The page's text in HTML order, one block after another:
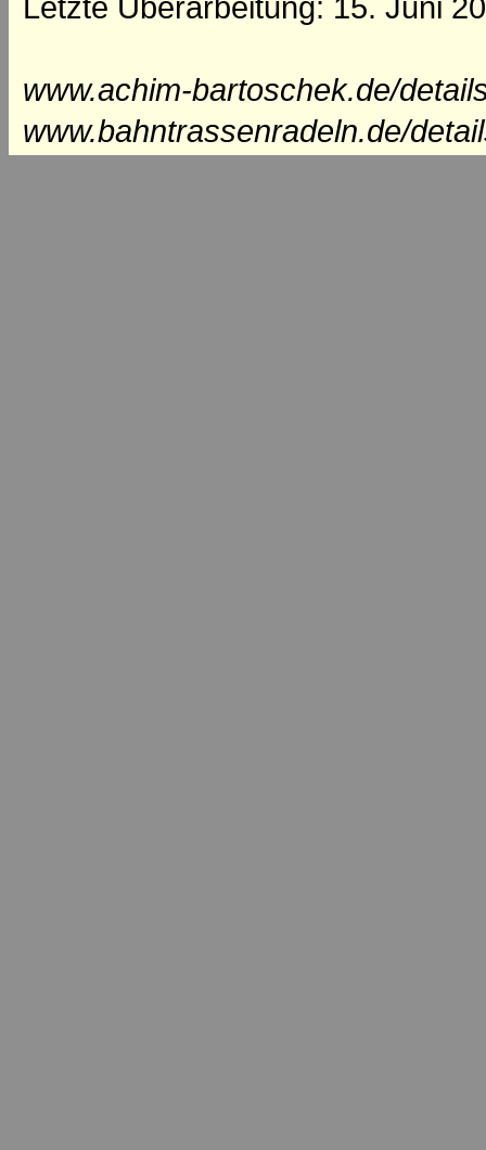
Letzte Überarbeitung: 15. Juni
www.achim-bartoschek.de/
www.bahntrassenradeln.de/